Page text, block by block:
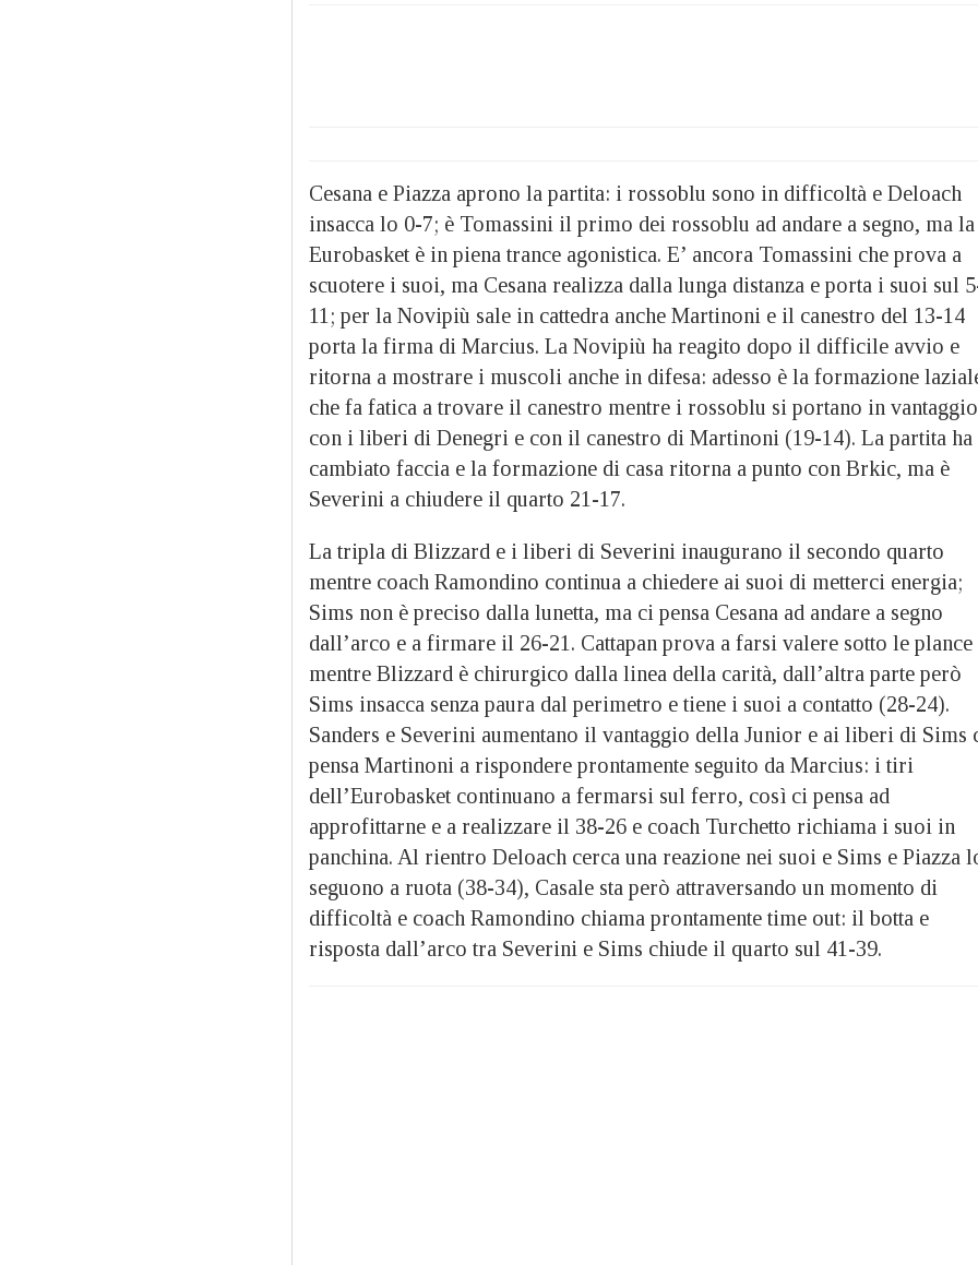
Cesana e Piazza aprono la partita: i rossoblu sono in difficoltà e Deloach
insacca lo 0-7; è Tomassini il primo dei rossoblu ad andare a segno, ma la
Eurobasket è in piena trance agonistica. E’ ancora Tomassini che prova a
scuotere i suoi, ma Cesana realizza dalla lunga distanza e porta i suoi sul
11; per la Novipiù sale in cattedra anche Martinoni e il canestro del 13-14
porta la firma di Marcius. La Novipiù ha reagito dopo il difficile avvio e
ritorna a mostrare i muscoli anche in difesa: adesso è la formazione
che fa fatica a trovare il canestro mentre i rossoblu si portano in vantaggio
con i liberi di Denegri e con il canestro di Martinoni (19-14). La partita ha
cambiato faccia e la formazione di casa ritorna a punto con Brkic, ma è
Severini a chiudere il quarto 21-17.
La tripla di Blizzard e i liberi di Severini inaugurano il secondo quarto
mentre coach Ramondino continua a chiedere ai suoi di metterci energia;
Sims non è preciso dalla lunetta, ma ci pensa Cesana ad andare a segno
dall’arco e a firmare il 26-21. Cattapan prova a farsi valere sotto le plance
mentre Blizzard è chirurgico dalla linea della carità, dall’altra parte però
Sims insacca senza paura dal perimetro e tiene i suoi a contatto (28-24).
Sanders e Severini aumentano il vantaggio della Junior e ai liberi di Sims
pensa Martinoni a rispondere prontamente seguito da Marcius: i tiri
dell’Eurobasket continuano a fermarsi sul ferro, così ci pensa ad
approfittarne e a realizzare il 38-26 e coach Turchetto richiama i suoi in
panchina. Al rientro Deloach cerca una reazione nei suoi e Sims e Piazza
seguono a ruota (38-34), Casale sta però attraversando un momento di
difficoltà e coach Ramondino chiama prontamente time out: il botta e
risposta dall’arco tra Severini e Sims chiude il quarto sul 41-39.